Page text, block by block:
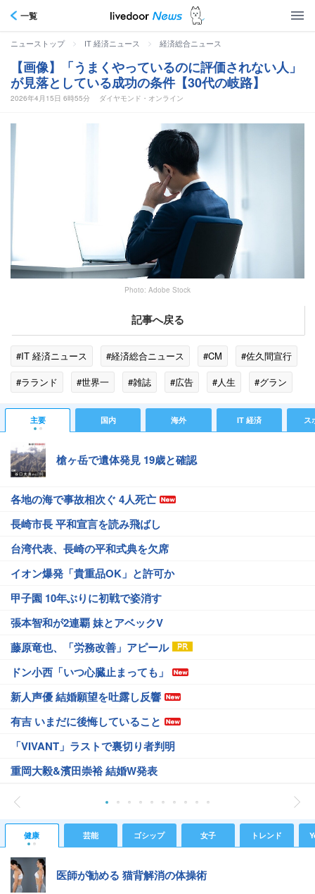
一覧
ニューストップ > IT 経済ニュース > 経済総合ニュース
【画像】「うまくやっているのに評価されない人」
が見落としている成功の条件【30代の岐路】
2026年4月15日 6時55分 ダイヤモンド・オンライン
Photo: Adobe Stock
記事へ戻る
#IT 経済ニュース #経済総合ニュース #CM
#佐久間宣行
#ラランド
#世界一 #雑誌 #広告 #人生
#グラン
#モニター
#コピーライター #小心者
#サンダンス映画祭
#コモディティ
主要 国内 海外 IT 経済 ス
槍ヶ岳で遺体発見 19歳と確認
各地の海で事故相次ぐ 4人死亡
長崎市長 平和宣言を読み飛ばし
台湾代表、長崎の平和式典を欠席
イオン爆発「貴重品OK」と許可か
甲子園 10年ぶりに初戦で姿消す
張本智和が2連覇 妹とアベックV
藤原竜也、「労務改善」アピール
ドン小西「いつ心臓止まっても」
新人声優 結婚願望を吐露し反響
有吉 いまだに後悔していること
「VIVANT」ラストで裏切り者判明
重岡大毅&濱田崇裕 結婚W発表
健康 芸能 ゴシップ 女子 トレンド
医師が勧める 猫背解消の体操術